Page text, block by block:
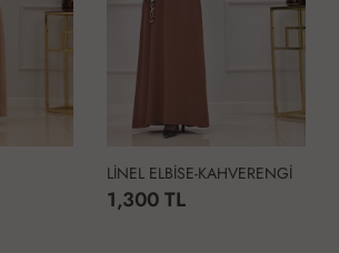
LİNEL ELBİSE-KAHVERENGİ
1,300 TL